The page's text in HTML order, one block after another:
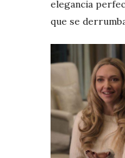
elegancia
que se